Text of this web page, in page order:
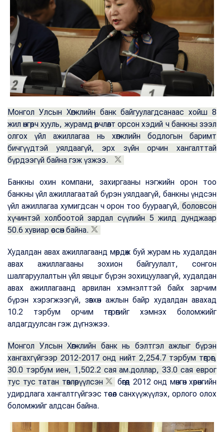
Монгол Улсын Хөгжлийн банк байгуулагдсанаас хойш 8
жил өнгөрч хууль, журамд өөрчлөлт орсон хэдий ч банкны зээл
олгох үйл ажиллагаа нь хөгжлийн бодлогын баримт
бичгүүдтэй уялдаагүй, эрх зүйн орчин хангалттай
бүрдээгүй байна гэж үзжээ.
Банкны охин компани, захиргааны нэгжийн орон тоо
банкны үйл ажиллагаатай бүрэн уялдаагүй, банкны үндсэн
үйл ажиллагаа хумигдсан ч орон тоо буураагүй, боловсон
хүчинтэй холбоотой зардал сүүлийн 5 жилд дунджаар
50.6 хувиар өссөн байна.
Худалдан авах ажиллагаанд мөрдөж буй журам нь худалдан
авах ажиллагааны зохион байгуулалт, сонгон
шалгаруулалтын үйл явцыг бүрэн зохицуулаагүй, худалдан
авах ажиллагаанд арвилан хэмнэлттэй байх зарчим
бүрэн хэрэгжээгүй, зөвхөн ажлын байр худалдан авахад
10.2 тэрбум орчим төгрөгийг хэмнэх боломжийг
алдагдуулсан гэж дүгнэжээ.
Монгол Улсын Хөгжлийн банк нь бэлтгэл ажлыг бүрэн
хангахгүйгээр 2012-2017 онд нийт 2,254.7 тэрбум төгрөг,
30.0 тэрбум иен, 1,502.2 сая ам.доллар, 33.0 сая еврог
тус тус татан төвлөрүүлсэн
бөгөөд 2012 онд мөнгөн хөрөнгийн
удирдлага хангалтгүйгээс төсөл санхүүжүүлэх, орлого олох
боломжийг алдсан байна.